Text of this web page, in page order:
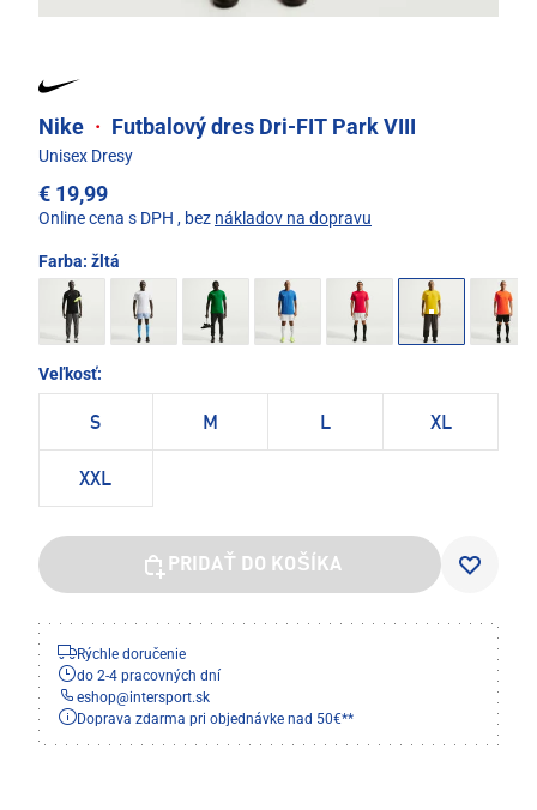
Nike · Futbalový dres Dri-FIT Park VIII
Unisex Dresy
€ 19,99
Online cena s DPH , bez nákladov na dopravu
Farba: žltá
Veľkosť:
S M L XL
XXL
PRIDAŤ DO KOŠÍKA
Rýchle doručenie
do 2-4 pracovných dní
eshop@intersport.sk
Doprava zdarma pri objednávke nad 50€**